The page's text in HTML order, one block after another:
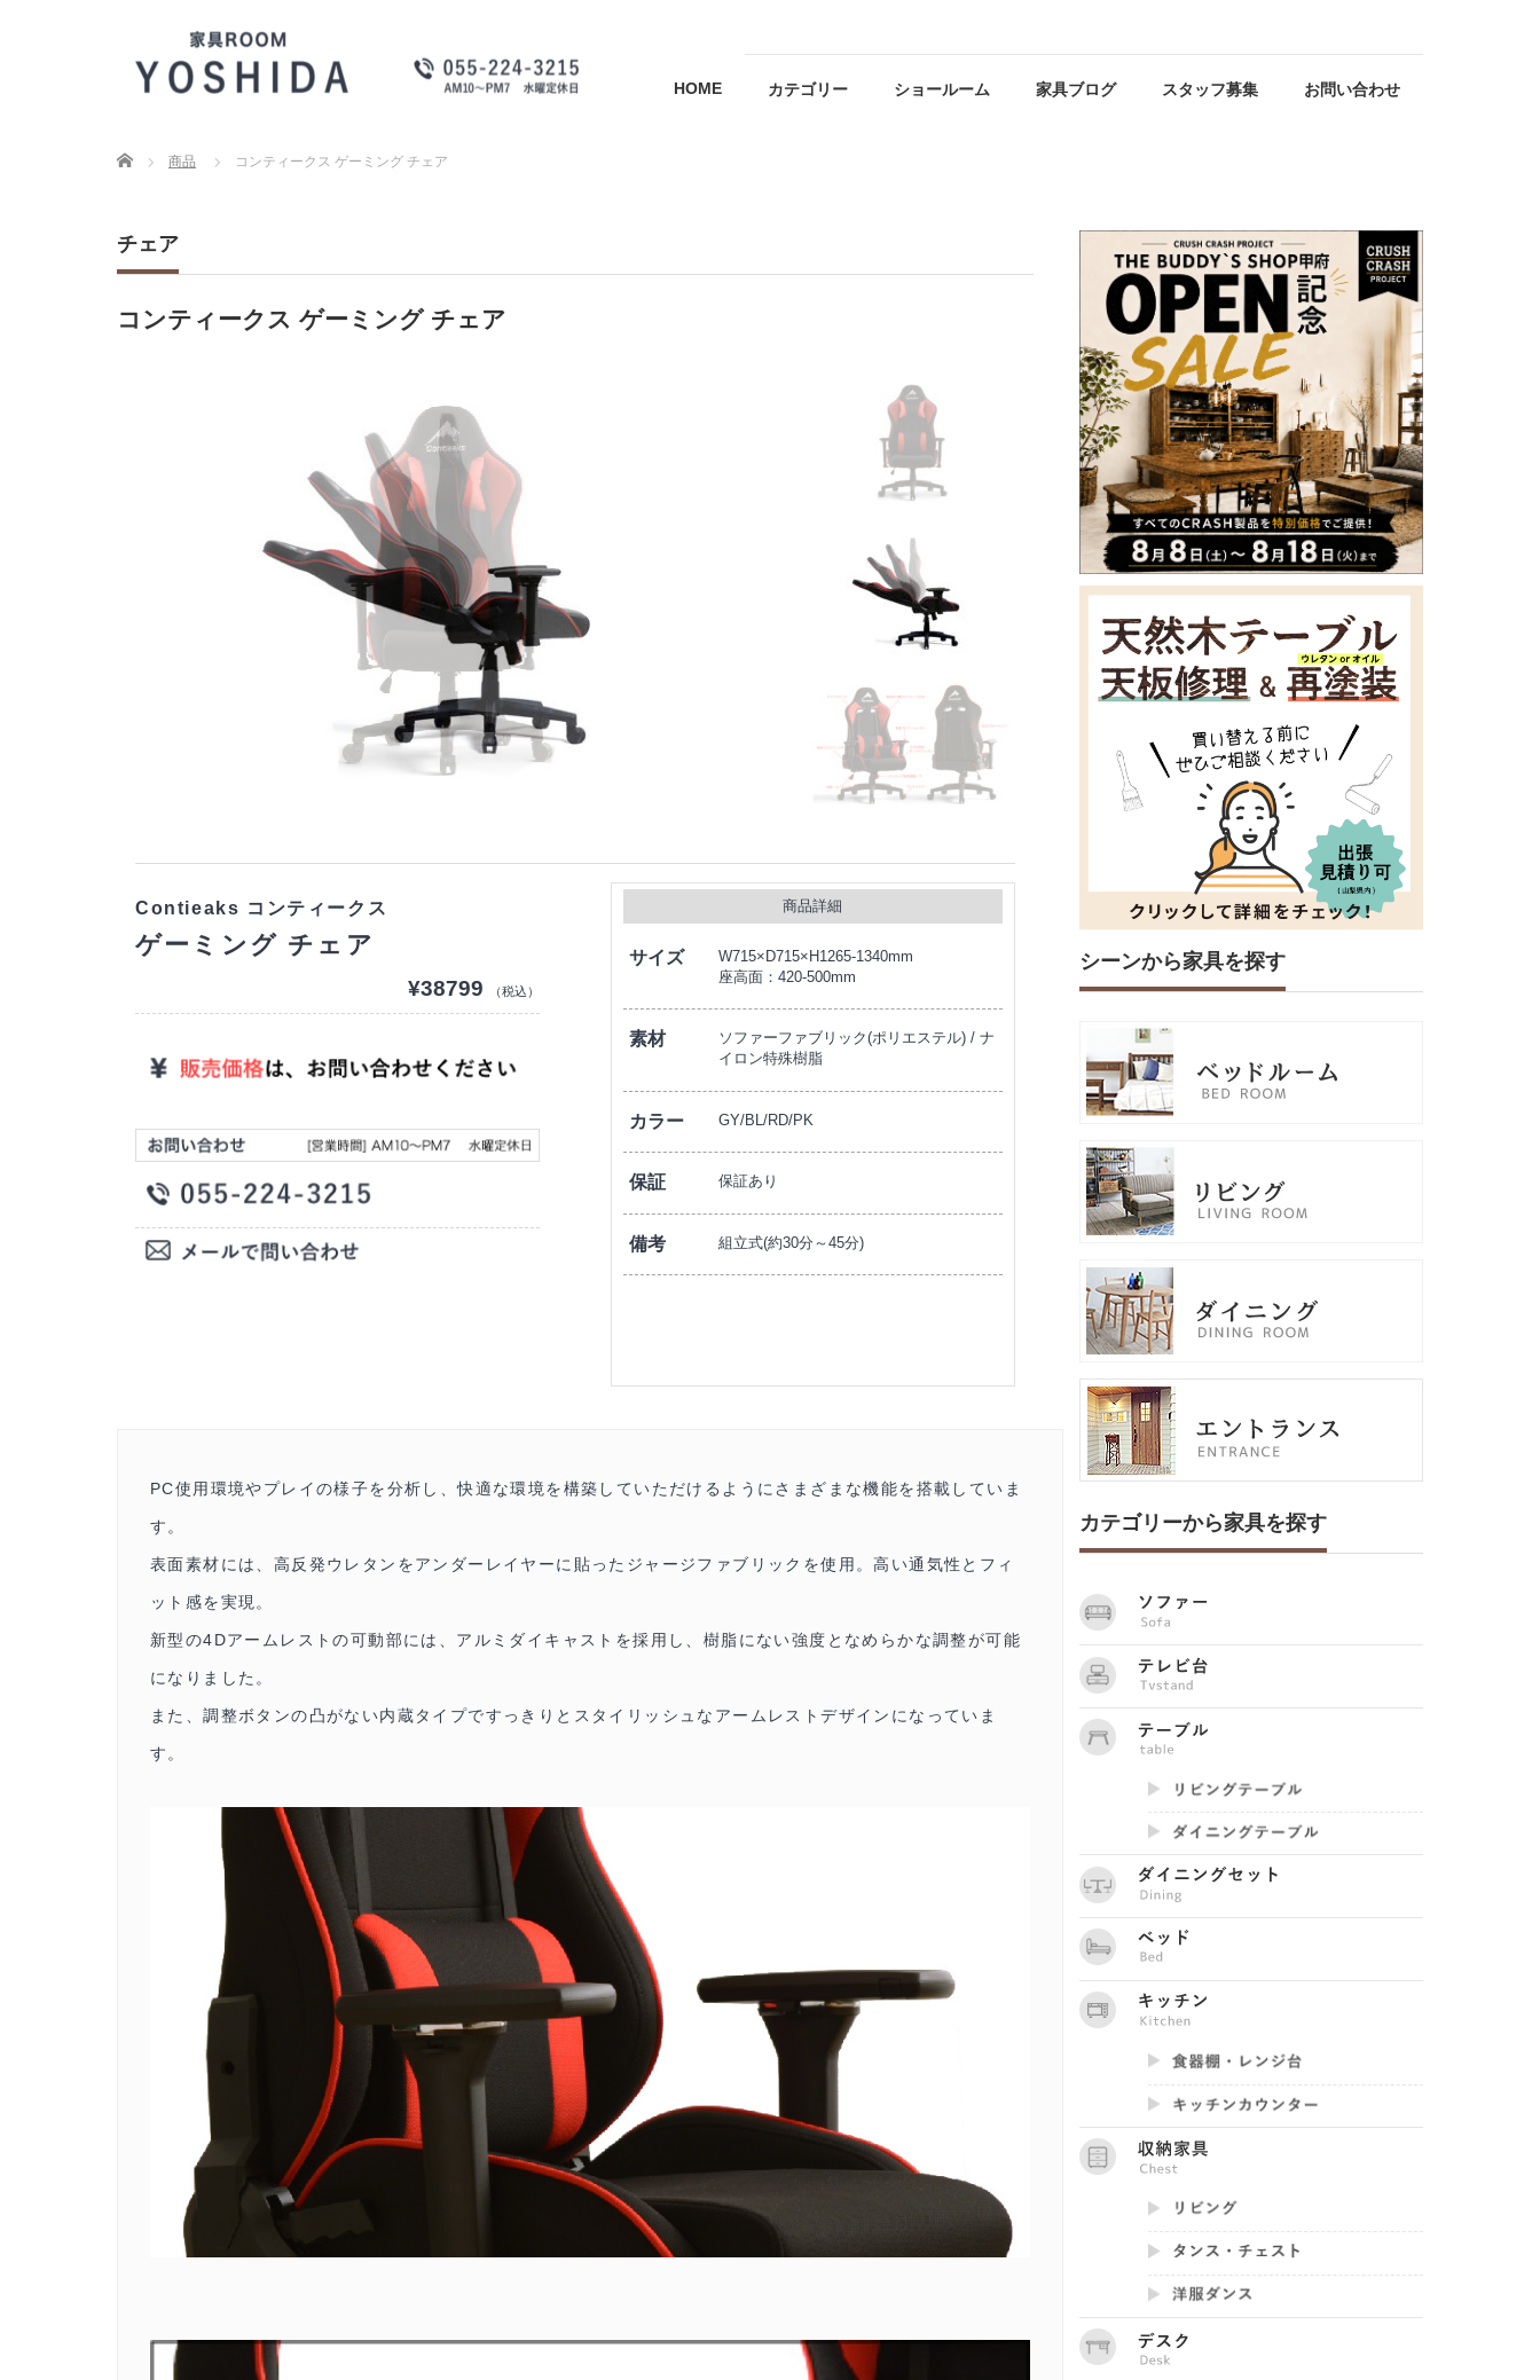
HOME カテゴリー ショールーム 家具ブログ スタッフ募集 お問い合わせ
Home 商品 コンティークス ゲーミング チェア
チェア
コンティークス ゲーミング チェア
Contieaks コンティークス
ゲーミング チェア
¥38799 （税込）
商品詳細
サイズ
W715×D715×H1265-1340mm
座高面：420-500mm
素材
ソファーファブリック(ポリエステル) / ナ
イロン特殊樹脂
カラー GY/BL/RD/PK
保証 保証あり
備考 組立式(約30分～45分)
PC使用環境やプレイの様子を分析し、快適な環境を構築していただけるようにさまざまな機能を搭載していま
す。
表面素材には、高反発ウレタンをアンダーレイヤーに貼ったジャージファブリックを使用。高い通気性とフィ
ット感を実現。
新型の4Dアームレストの可動部には、アルミダイキャストを採用し、樹脂にない強度となめらかな調整が可能
になりました。
また、調整ボタンの凸がない内蔵タイプですっきりとスタイリッシュなアームレストデザインになっていま
す。
シーンから家具を探す
カテゴリーから家具を探す